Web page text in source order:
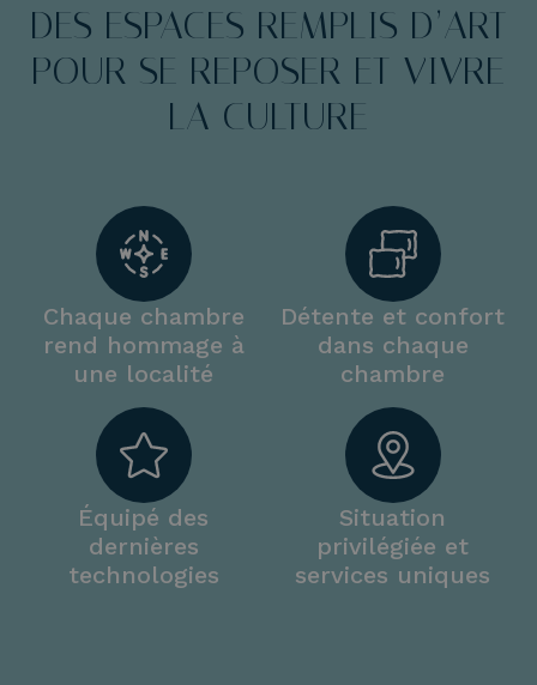
DES ESPACES REMPLIS D’ART
POUR SE REPOSER ET VIVRE
LA CULTURE
Chaque chambre
rend hommage à
une localité
Détente et confort
dans chaque
chambre
Équipé des
dernières
technologies
Situation
privilégiée et
services uniques